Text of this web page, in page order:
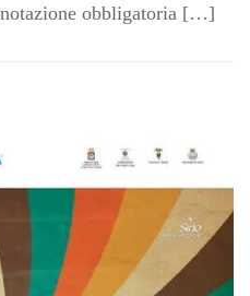
obbligatoria […]